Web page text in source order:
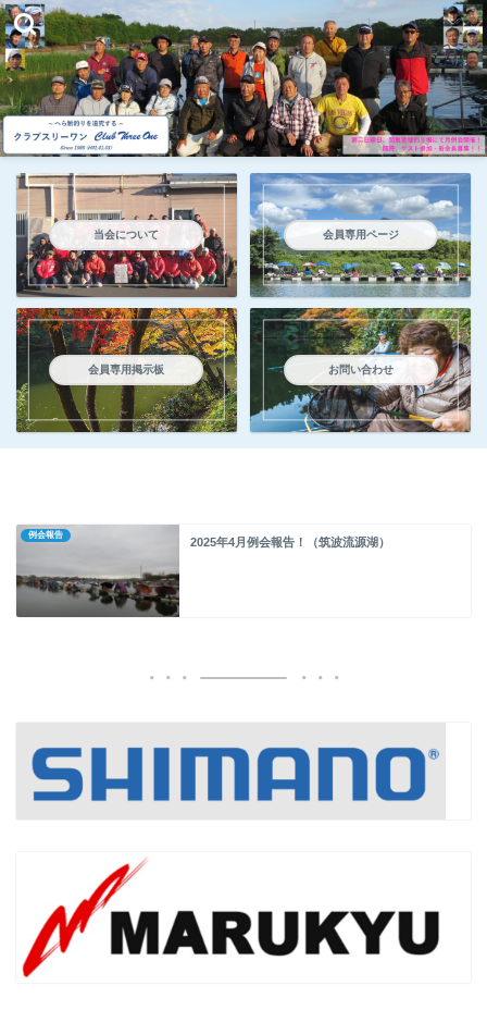
当会について 会員専用ページ
会員専用掲示板 お問い合わせ
例会報告
2025年4月例会報告！（筑波流源湖）